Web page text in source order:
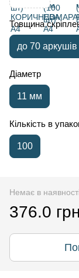
Товщина
до 70 аркушів
Діаметр
11 мм
Кількість в
100
Немає в наявності
376.0